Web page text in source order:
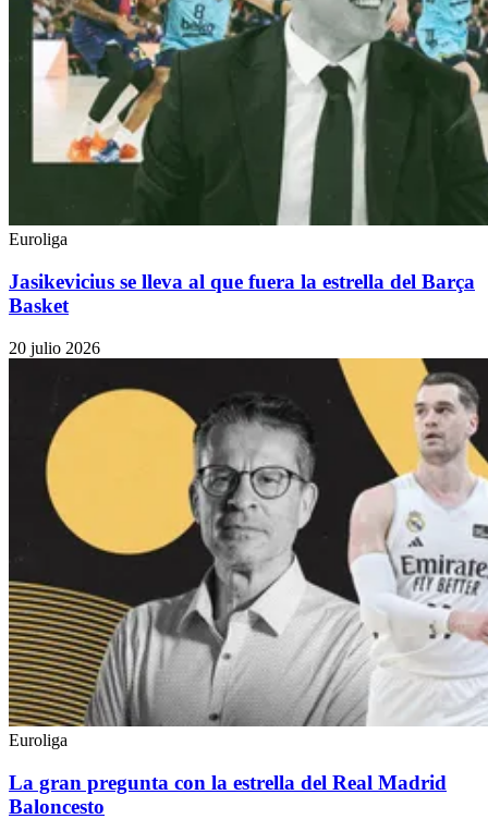
Euroliga
Jasikevicius se lleva al que fuera la estrella del Barça
Basket
20 julio 2026
Euroliga
La gran pregunta con la estrella del Real Madrid
Baloncesto